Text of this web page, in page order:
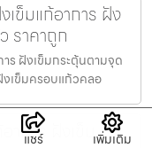
ข็มแก้อาการ ฝัง
ราคาถูก
ร ฝังเข็มกระตุ้นตามจุด
งเข็มครอบแก้วคลอ
าการ ฝังเข็ม
แชร์ เพิ่มเติม